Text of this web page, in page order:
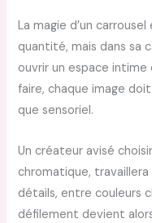
La magie d’un
quantité, mais dans sa
ouvrir un espace intime
faire, chaque image
que sensoriel.
Un créateur avisé
chromatique,
détails, entre couleurs
défilement devient